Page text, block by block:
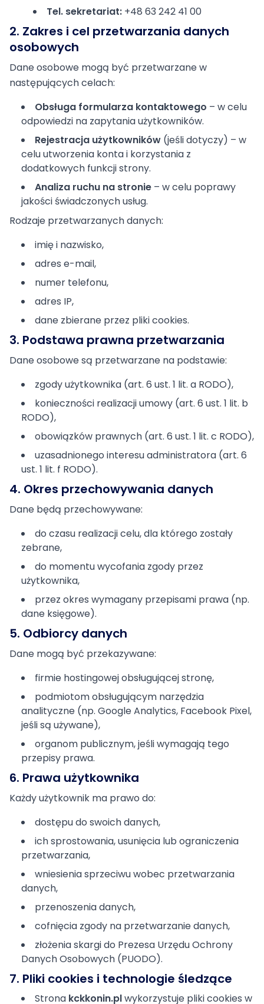
Tel. sekretariat: +48 63 242 41 00
2. Zakres i cel przetwarzania danych
osobowych
Dane osobowe mogą być przetwarzane w
następujących celach:
Obsługa formularza kontaktowego – w celu
odpowiedzi na zapytania użytkowników.
Rejestracja użytkowników (jeśli dotyczy) – w
celu utworzenia konta i korzystania z
dodatkowych funkcji strony.
Analiza ruchu na stronie – w celu poprawy
jakości świadczonych usług.
Rodzaje przetwarzanych danych:
imię i nazwisko,
adres e-mail,
numer telefonu,
adres IP,
dane zbierane przez pliki cookies.
3. Podstawa prawna przetwarzania
Dane osobowe są przetwarzane na podstawie:
zgody użytkownika (art. 6 ust. 1 lit. a RODO),
konieczności realizacji umowy (art. 6 ust. 1 lit. b
RODO),
obowiązków prawnych (art. 6 ust. 1 lit. c RODO),
uzasadnionego interesu administratora (art. 6
ust. 1 lit. f RODO).
4. Okres przechowywania danych
Dane będą przechowywane:
do czasu realizacji celu, dla którego zostały
zebrane,
do momentu wycofania zgody przez
użytkownika,
przez okres wymagany przepisami prawa (np.
dane księgowe).
5. Odbiorcy danych
Dane mogą być przekazywane:
firmie hostingowej obsługującej stronę,
podmiotom obsługującym narzędzia
analityczne (np. Google Analytics, Facebook Pixel,
jeśli są używane),
organom publicznym, jeśli wymagają tego
przepisy prawa.
6. Prawa użytkownika
Każdy użytkownik ma prawo do:
dostępu do swoich danych,
ich sprostowania, usunięcia lub ograniczenia
przetwarzania,
wniesienia sprzeciwu wobec przetwarzania
danych,
przenoszenia danych,
cofnięcia zgody na przetwarzanie danych,
złożenia skargi do Prezesa Urzędu Ochrony
Danych Osobowych (PUODO).
7. Pliki cookies i technologie śledzące
Strona kckkonin.plwykorzystuje pliki cookies w